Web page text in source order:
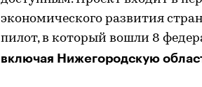
экономического развития
пилот, в который вошли 8
включая Нижегородскую